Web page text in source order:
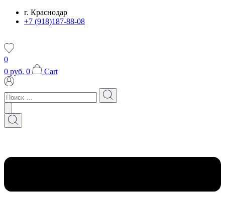
Перейтиг. Краснодар
+7 (918)187-88-08
0
0 руб. 0 Cart